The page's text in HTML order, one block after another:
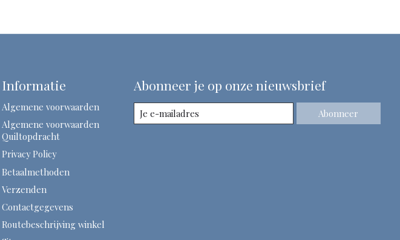
Informatie
Algemene voorwaarden
Algemene voorwaarden
Quiltopdracht
Privacy Policy
Betaalmethoden
Verzenden
Contactgegevens
Routebeschrijving winkel
Abonneer je op onze nieuwsbrief
Abonneer